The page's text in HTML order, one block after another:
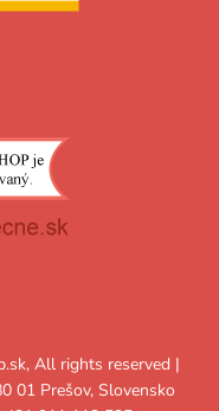
All rights reserved |
01 Prešov, Slovensko